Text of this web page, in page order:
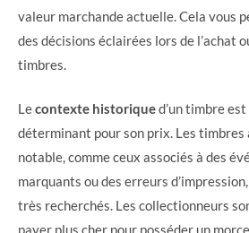
valeur marchande actuelle. Cela vous
des décisions éclairées lors de l’achat
timbres.
Lecontexte historiqued’un timbre
déterminant pour son prix. Les
notable, comme ceux associés à des
marquants ou des erreurs
très recherchés. Les collectionneurs
payer plus cher pour posséder un